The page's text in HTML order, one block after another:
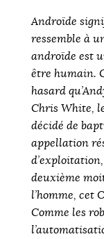
Androïde
ressemble à
androïde est
être humain.
hasard
Chris White,
décidé de
appellation
deuxième
l’homme, cet
Comme les